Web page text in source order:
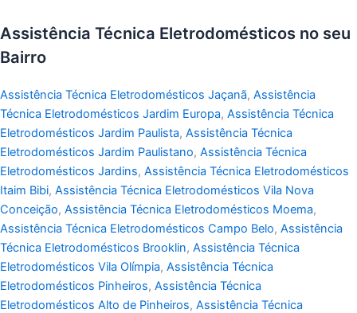
Assistência Técnica Eletrodomésticos no seu
Bairro
Assistência Técnica Eletrodomésticos Jaçanã, Assistência
Técnica Eletrodomésticos Jardim Europa, Assistência Técnica
Eletrodomésticos Jardim Paulista, Assistência Técnica
Eletrodomésticos Jardim Paulistano, Assistência Técnica
Eletrodomésticos Jardins, Assistência Técnica Eletrodomésticos
Itaim Bibi, Assistência Técnica Eletrodomésticos Vila Nova
Conceição, Assistência Técnica Eletrodomésticos Moema,
Assistência Técnica Eletrodomésticos Campo Belo, Assistência
Técnica Eletrodomésticos Brooklin, Assistência Técnica
Eletrodomésticos Vila Olímpia, Assistência Técnica
Eletrodomésticos Pinheiros, Assistência Técnica
Eletrodomésticos Alto de Pinheiros, Assistência Técnica